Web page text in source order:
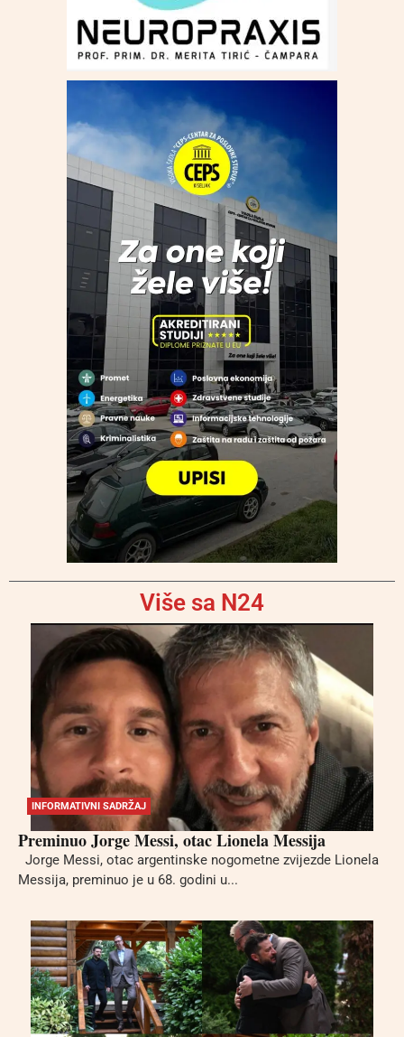
Više sa N24
INFORMATIVNI SADRŽAJ
Preminuo Jorge Messi, otac Lionela Messija
Jorge Messi, otac argentinske nogometne zvijezde Lionela
Messija, preminuo je u 68. godini u...